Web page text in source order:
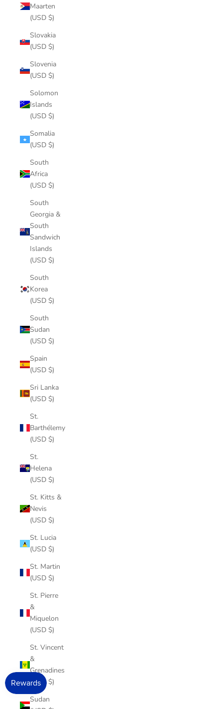
Maarten
(USD $)
Slovakia
(USD $)
Slovenia
(USD $)
Solomon
Islands
(USD $)
Somalia
(USD $)
South
Africa
(USD $)
South
Georgia &
South
Sandwich
Islands
(USD $)
South
Korea
(USD $)
South
Sudan
(USD $)
Spain
(USD $)
Sri Lanka
(USD $)
St.
Barthélemy
(USD $)
St.
Helena
(USD $)
St. Kitts &
Nevis
(USD $)
St. Lucia
(USD $)
St. Martin
(USD $)
St. Pierre
&
Miquelon
(USD $)
St. Vincent
&
Grenadines
(USD $)
Sudan